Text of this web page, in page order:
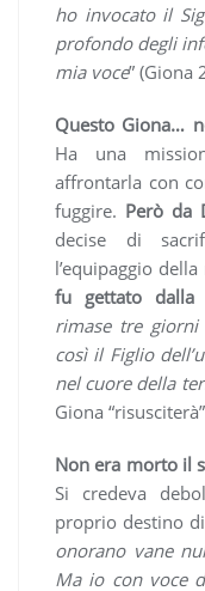
ho invocato il
profondo degli
mia voce” (Giona
Questo Giona…
Ha una
affrontarla con
fuggire. Però da
decise di
l’equipaggio della
fu gettato dalla
rimase tre
così il Figlio
nel cuore della
Giona
Non era morto il
Si credeva
proprio destino
onorano vane
Ma io con voce